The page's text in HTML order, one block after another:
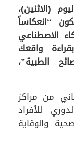
(الاثنين)،
“انعكاساً
الاصطناعي
واقعك
الطبية”،
من مراكز
للأفراد
والوقاية